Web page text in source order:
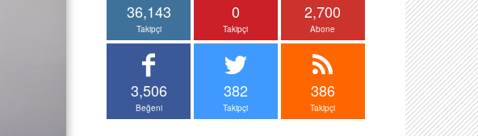
36,143
Takipçi
0
Takipçi
2,700
Abone
3,506
Beğeni
382
Takipçi
386
Takipçi